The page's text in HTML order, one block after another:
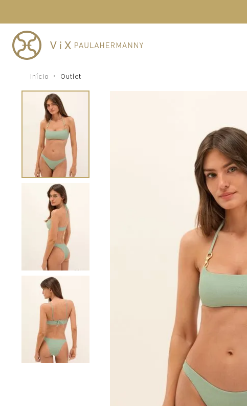
Outlet
cheeky
2º
vestido
calcinha
vestido curto
saida
verde
vestidos